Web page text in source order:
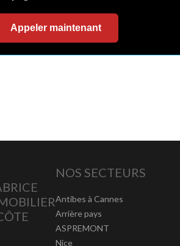
Appeler maintenant
NOS SECTEURS
Antibes à Cannes
Arrière pays
ASPREMONT
Nice